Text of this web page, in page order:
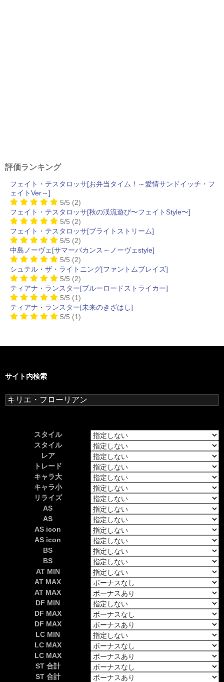
評価ランキング
フェイト・テスタロッサ[お弁当タイム！～愛情サンドイッチ・フ
ェイトVer～]
5/5 (2)
フェイト・テスタロッサ[秋の渓流遊び〜フェイトStyle〜]
5/5 (2)
フェイト・テスタロッサ[ブライトストリーム]
5/5 (2)
中島ノーヴェ[サマーバカンス～ノーヴェstyle]
5/5 (2)
シュテル・ザ・ライトニング[ファントムブレイズ]
5/5 (2)
ティアナ・ランスター[ブルーロードストライカー]
5/5 (1)
ティアナ・ランスター[未来のきざはし]
5/5 (1)
サイト内検索
検
索:
スタイル
スタイル
レア
トレード
キャラ大
キャラ小
リライズ
AS
AS
AS icon
AS icon
BS
BS
AT MIN
AT MAX
AT MAX
DF MIN
DF MAX
DF MAX
LC MIN
LC MAX
LC MAX
ST 合計
ST 合計